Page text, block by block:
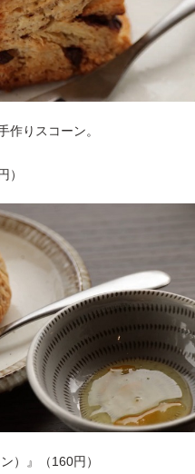
作りスコーン。
）
）』（160円）